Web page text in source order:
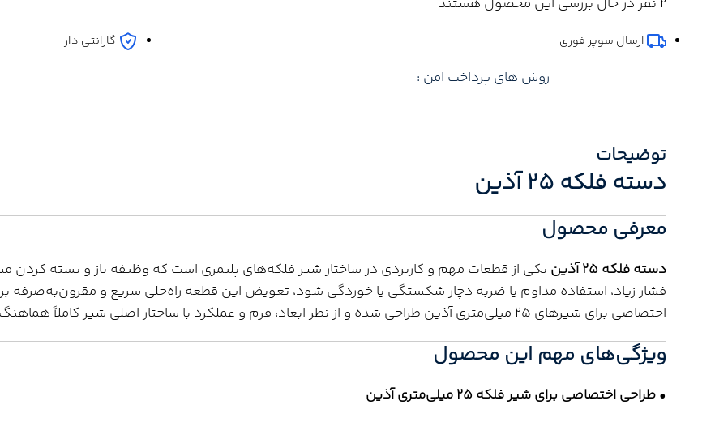
ارسال سوپر فوری گارانتی دار
روش های پرداخت امن :
توضیحات
دسته فلکه 25 آذین
معرفی محصول
دسته فلکه 25 آذین
یکی از قطعات مهم و کاربردی در ساختار شیر فلکه‌های پلیمری است که وظیفه باز و بسته کردن
فشار زیاد، استفاده مداوم یا ضربه دچار شکستگی یا خوردگی شود، تعویض این قطعه راه‌حلی سریع و مقرون‌به‌صرفه
اختصاصی برای شیرهای 25 میلی‌متری آذین طراحی شده و از نظر ابعاد، فرم و عملکرد با ساختار اصلی شیر کاملاً هماهنگ است.
ویژگی‌های مهم این محصول
•طراحی اختصاصی برای شیر فلکه 25 میلی‌متری آذین